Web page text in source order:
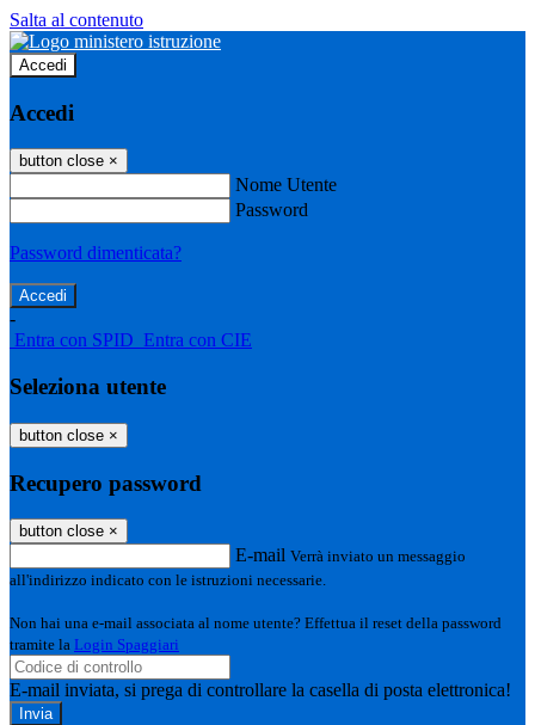
Salta al contenuto
Accedi
Accedi
button close ×
Nome Utente
Password
Password dimenticata?
-
Entra con SPID Entra con CIE
Seleziona utente
button close ×
Recupero password
button close ×
E-mail Verrà inviato un messaggio
all'indirizzo indicato con le istruzioni necessarie.
Non hai una e-mail associata al nome utente? Effettua il reset della password
tramite la Login Spaggiari
E-mail inviata, si prega di controllare la casella di posta elettronica!